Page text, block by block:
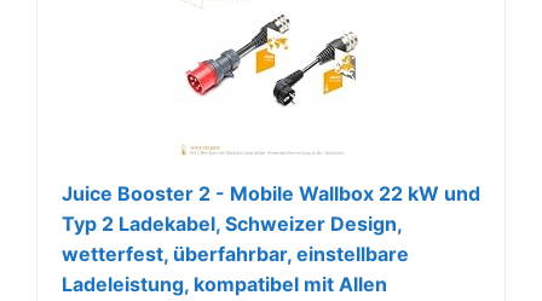
Juice Booster 2 - Mobile Wallbox 22 kW und
Typ 2 Ladekabel, Schweizer Design,
wetterfest, überfahrbar, einstellbare
Ladeleistung, kompatibel mit Allen